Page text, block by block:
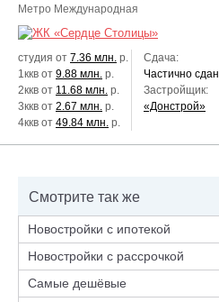
Метро Международная
студия от 7.36 млн. р.
1ккв от 9.88 млн. р.
2ккв от 11.68 млн. р.
3ккв от 2.67 млн. р.
4ккв от 49.84 млн. р.
Сдача:
Частично сдан
Застройщик:
«Донстрой»
Смотрите так же
Новостройки с ипотекой
Новостройки с рассрочкой
Самые дешёвые